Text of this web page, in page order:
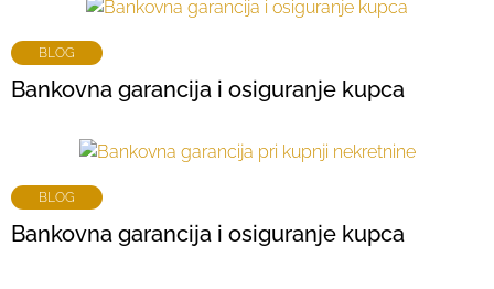
BLOG
Bankovna garancija i osiguranje kupca
BLOG
Bankovna garancija i osiguranje kupca